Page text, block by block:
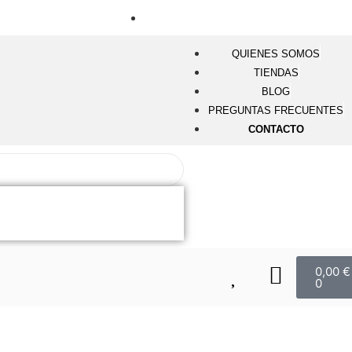
QUIENES SOMOS
TIENDAS
BLOG
PREGUNTAS FRECUENTES
CONTACTO
0,00 €
0